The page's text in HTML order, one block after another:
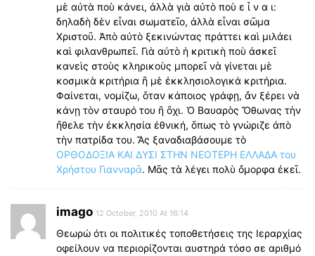
μὲ αὐτὰ ποὺ κάνει, ἀλλὰ γιὰ αὐτὸ ποὺ ε ἶ ν α ι:
δηλαδὴ δὲν εἶναι σωματεῖο, ἀλλὰ εἶναι σῶμα
Χριστοῦ. Ἀπὸ αὐτὸ ξεκινώντας πράττει καὶ μιλάει
καὶ φιλανθρωπεῖ. Γιὰ αὐτὸ ἡ κριτικὴ ποὺ ἀσκεῖ
κανεὶς στοὺς κληρικοὺς μπορεῖ νὰ γίνεται μὲ
κοσμικὰ κριτήρια ἢ μὲ ἐκκλησιολογικά κριτήρια.
Φαίνεται, νομίζω, ὅταν κάποιος γράφῃ, ἄν ξέρει νὰ
κάνῃ τὸν σταυρό του ἢ ὂχι. Ὁ Βαυαρὸς Ὄθωνας τὴν
ἤθελε τὴν ἐκκλησία ἐθνική, ὅπως τὸ γνώριζε ἀπὸ
τὴν πατρίδα του. Ἄς ξαναδιαβάσουμε τὸ
ΟΡΘΟΔΟΞΙΑ ΚΑΙ ΔΥΣΙ ΣΤΗΝ ΝΕΟΤΕΡΗ ΕΛΛΑΔΑ του
Χρήστου Γιανναρᾶ. Μᾶς τὰ λέγει πολὺ ὄμορφα ἐκεῖ.
imago 12 October, 2010 At 16:14
Θεωρώ ότι οι πολιτικές τοποθετήσεις της Ιεραρχίας
οφείλουν να περιορίζονται αυστηρά τόσο σε αριθμό